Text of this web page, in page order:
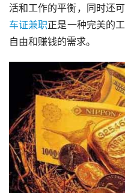
活和工作的平衡，同时还
车证兼职正是一种完美的
自由和赚钱的需求。